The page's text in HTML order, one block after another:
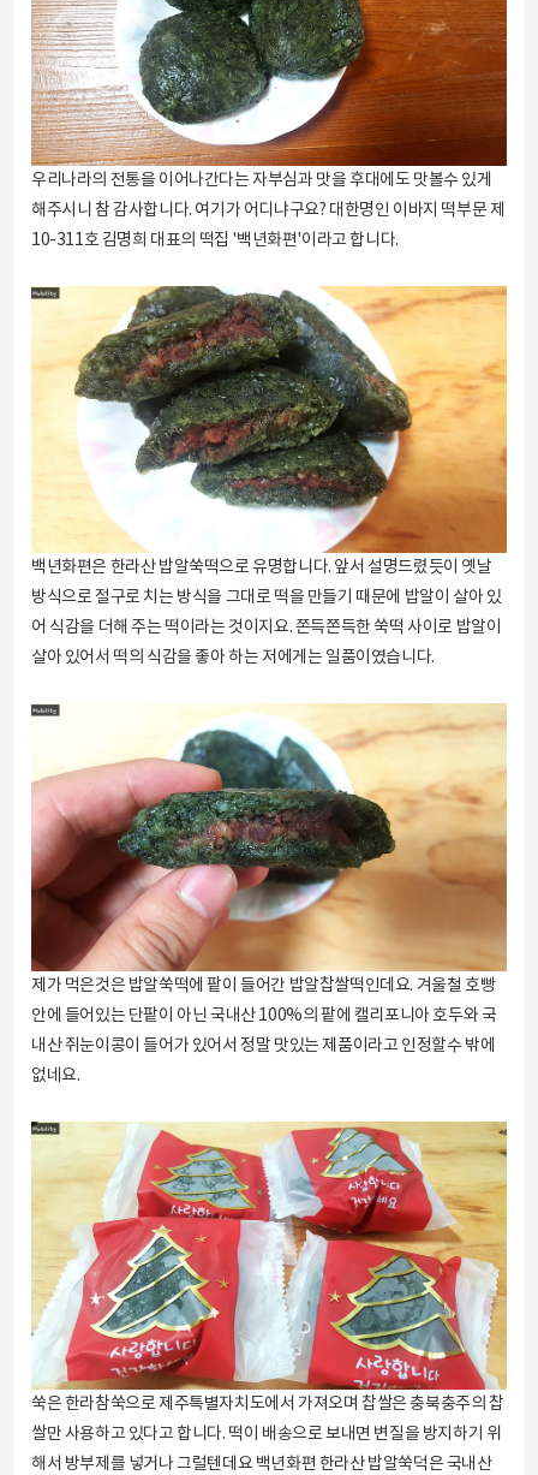
우리나라의 전통을 이어나간다는 자부심과 맛을 후대에도 맛볼수 있게
해주시니 참 감사합니다. 여기가 어디냐구요? 대한명인 이바지 떡부문 제
10-311호 김명희 대표의 떡집 '백년화편'이라고 합니다.
백년화편은 한라산 밥알쑥떡으로 유명합니다. 앞서 설명드렸듯이 옛날
방식으로 절구로 치는 방식을 그대로 떡을 만들기 때문에 밥알이 살아 있
어 식감을 더해 주는 떡이라는 것이지요. 쫀득쫀득한 쑥떡 사이로 밥알이
살아 있어서 떡의 식감을 좋아 하는 저에게는 일품이였습니다.
제가 먹은것은 밥알쑥떡에 팥이 들어간 밥알찹쌀떡인데요. 겨울철 호빵
안에 들어있는 단팥이 아닌 국내산 100%의 팥에 캘리포니아 호두와 국
내산 쥐눈이콩이 들어가 있어서 정말 맛있는 제품이라고 인정할수 밖에
없네요.
쑥은 한라참쑥으로 제주특별자치도에서 가져오며 찹쌀은 충북충주의 찹
쌀만 사용하고 있다고 합니다. 떡이 배송으로 보내면 변질을 방지하기 위
해서 방부제를 넣거나 그럴텐데요 백년화편 한라산 밥알쑥덕은 국내산